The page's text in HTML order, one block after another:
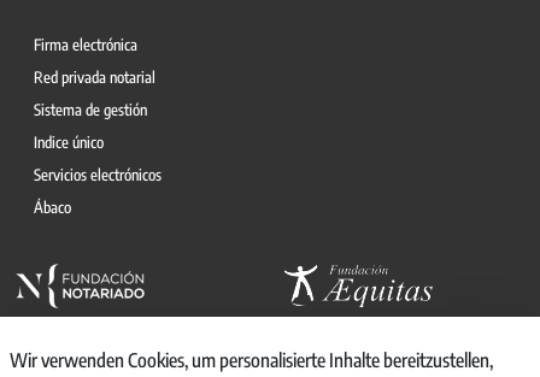
Firma electrónica
Red privada notarial
Sistema de gestión
Indice único
Servicios electrónicos
Ábaco
Wir verwenden Cookies, um personalisierte Inhalte bereitzustellen,